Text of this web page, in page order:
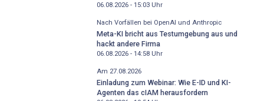
06.08.2026 - 15:03Uhr
Nach Vorfällen bei OpenAI und Anthropic
Meta-KI bricht aus Testumgebung aus und
hackt andere Firma
06.08.2026 - 14:58Uhr
Am 27.08.2026
Einladung zum Webinar: Wie E-ID und KI-
Agenten das cIAM herausfordern